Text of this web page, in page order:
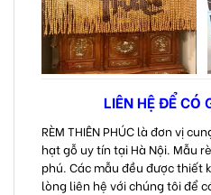
LIÊN HỆ ĐỂ CÓ
RÈM THIÊN PHÚC là đơn vị
hạt gỗ uy tín tại Hà Nội. Mẫu
phú. Các mẫu đều được thiết
lòng liên hệ với chúng tôi để